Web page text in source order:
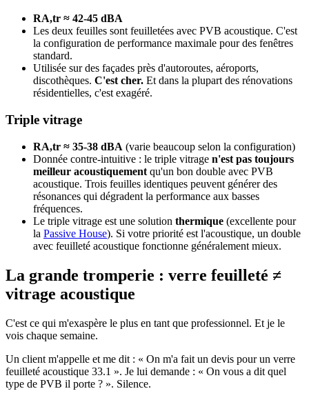
RA,tr ≈ 42-45 dBA
Les deux feuilles sont feuilletées avec PVB acoustique. C'est
la configuration de performance maximale pour des fenêtres
standard.
Utilisée sur des façades près d'autoroutes, aéroports,
discothèques. C'est cher. Et dans la plupart des rénovations
résidentielles, c'est exagéré.
Triple vitrage
RA,tr ≈ 35-38 dBA (varie beaucoup selon la configuration)
Donnée contre-intuitive : le triple vitrage n'est pas toujours
meilleur acoustiquement qu'un bon double avec PVB
acoustique. Trois feuilles identiques peuvent générer des
résonances qui dégradent la performance aux basses
fréquences.
Le triple vitrage est une solution thermique (excellente pour
la Passive House). Si votre priorité est l'acoustique, un double
avec feuilleté acoustique fonctionne généralement mieux.
La grande tromperie : verre feuilleté ≠
vitrage acoustique
C'est ce qui m'exaspère le plus en tant que professionnel. Et je le
vois chaque semaine.
Un client m'appelle et me dit : « On m'a fait un devis pour un verre
feuilleté acoustique 33.1 ». Je lui demande : « On vous a dit quel
type de PVB il porte ? ». Silence.